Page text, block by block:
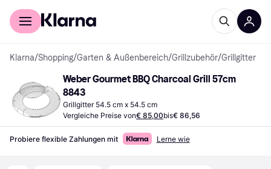
Für Shopper
Klarna/Shopping/Garten & Außenbereich/Grillzubehör/Grillgitter
Weber Gourmet BBQ Charcoal Grill 57cm
8843
Grillgitter 54.5 cm x 54.5 cm
Vergleiche Preise von€ 85,00bis€ 86,56
Probiere flexible Zahlungen mit Lerne wie